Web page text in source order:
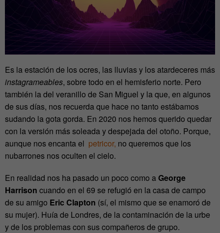
Es la estación de los ocres, las lluvias y los atardeceres más
instagrameables, sobre todo en el hemisferio norte. Pero
también la del veranillo de San Miguel y la que, en algunos
de sus días, nos recuerda que hace no tanto estábamos
sudando la gota gorda. En 2020 nos hemos querido quedar
con la versión más soleada y despejada del otoño. Porque,
aunque nos encanta el petricor, no queremos que los
nubarrones nos oculten el cielo.
En realidad nos ha pasado un poco como a George
Harrison cuando en el 69 se refugió en la casa de campo
de su amigo Eric Clapton (sí, el mismo que se enamoró de
su mujer). Huía de Londres, de la contaminación de la urbe
y de los problemas con sus compañeros de grupo.